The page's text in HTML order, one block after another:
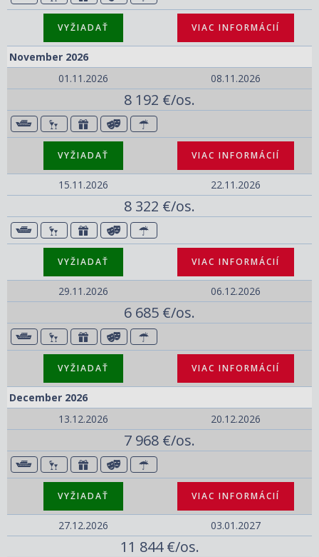
VYŽIADAŤ VIAC INFORMÁCIÍ
November 2026
01.11.2026
08.11.2026
8 192 €/os.
VYŽIADAŤ VIAC INFORMÁCIÍ
15.11.2026 22.11.2026
8 322 €/os.
VYŽIADAŤ VIAC INFORMÁCIÍ
29.11.2026 06.12.2026
6 685 €/os.
VYŽIADAŤ VIAC INFORMÁCIÍ
December 2026
13.12.2026
20.12.2026
7 968 €/os.
VYŽIADAŤ VIAC INFORMÁCIÍ
27.12.2026 03.01.2027
11 844 €/os.